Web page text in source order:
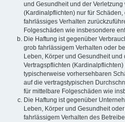
und Gesundheit und der
(Kardinalpflichten) nur für
fahrlässiges Verhalten
Folgeschäden wie insbesondere
Die Haftung ist gegenüber
grob fahrlässigem Verhalten oder
Leben, Körper und Gesundheit
Vertragspflichten
typischerweise vorhersehbaren
auf die vertragstypischen
für mittelbare Folgeschäden wie
Die Haftung ist gegenüber
Leben, Körper und Gesundheit
fahrlässigem Verhalten des